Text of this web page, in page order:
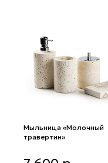
Мыльница «Молочный
травертин»